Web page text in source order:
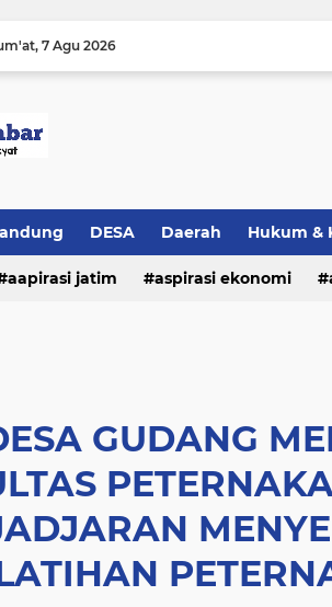
7 Agu 2026
DESA Daerah Hukum &
aapirasi jatim aspirasi ekonomi
GUDANG